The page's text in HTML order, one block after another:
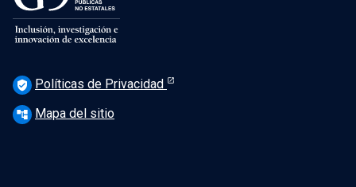
verified_user Políticas de Privacidad
account_tree Mapa del sitio